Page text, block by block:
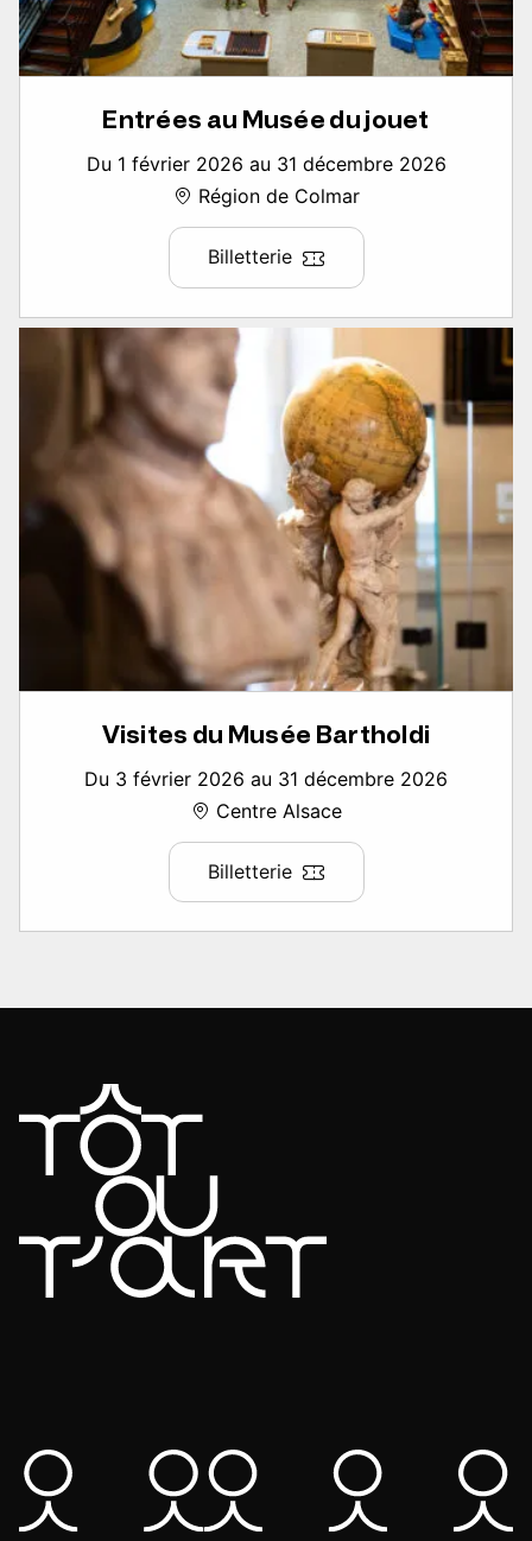
Entrées au Musée du jouet
Du 1 février 2026 au 31 décembre 2026
Région de Colmar
Billetterie
Visites du Musée Bartholdi
Du 3 février 2026 au 31 décembre 2026
Centre Alsace
Billetterie